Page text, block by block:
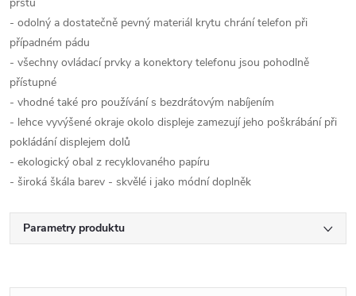
- odolný a dostatečně pevný materiál krytu chrání telefon při
případném pádu
- všechny ovládací prvky a konektory telefonu jsou pohodlně
přístupné
- vhodné také pro používání s bezdrátovým nabíjením
- lehce vyvýšené okraje okolo displeje zamezují jeho poškrábání při
pokládání displejem dolů
- ekologický obal z recyklovaného papíru
- široká škála barev - skvělé i jako módní doplněk
Parametry produktu